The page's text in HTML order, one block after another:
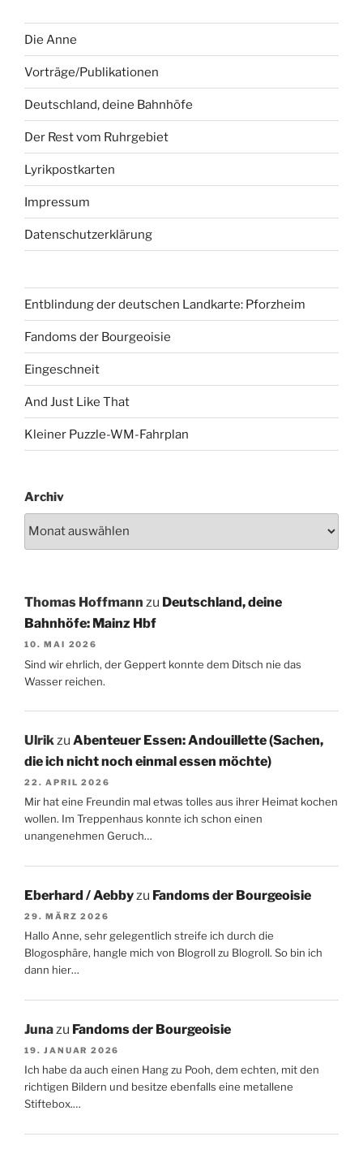
Die Anne
Vorträge/Publikationen
Deutschland, deine Bahnhöfe
Der Rest vom Ruhrgebiet
Lyrikpostkarten
Impressum
Datenschutzerklärung
Entblindung der deutschen Landkarte: Pforzheim
Fandoms der Bourgeoisie
Eingeschneit
And Just Like That
Kleiner Puzzle-WM-Fahrplan
Archiv
Thomas Hoffmann zu Deutschland, deine
Bahnhöfe: Mainz Hbf
10. MAI 2026
Sind wir ehrlich, der Geppert konnte dem Ditsch nie das
Wasser reichen.
Ulrikzu Abenteuer Essen: Andouillette (Sachen,
die ich nicht noch einmal essen möchte)
22. APRIL 2026
Mir hat eine Freundin mal etwas tolles aus ihrer Heimat kochen
wollen. Im Treppenhaus konnte ich schon einen
unangenehmen Geruch…
Eberhard / Aebby zu Fandoms der Bourgeoisie
29. MÄRZ 2026
Hallo Anne, sehr gelegentlich streife ich durch die
Blogosphäre, hangle mich von Blogroll zu Blogroll. So bin ich
dann hier…
Juna zu Fandoms der Bourgeoisie
19. JANUAR 2026
Ich habe da auch einen Hang zu Pooh, dem echten, mit den
richtigen Bildern und besitze ebenfalls eine metallene
Stiftebox.…